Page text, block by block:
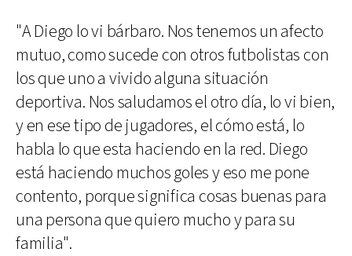
"A Diego lo vi bárbaro. Nos tenemos un afecto
mutuo, como sucede con otros futbolistas con
los que uno a vivido alguna situación
deportiva. Nos saludamos el otro día, lo vi bien,
y en ese tipo de jugadores, el cómo está, lo
habla lo que esta haciendo en la red. Diego
está haciendo muchos goles y eso me pone
contento, porque significa cosas buenas para
una persona que quiero mucho y para su
familia".